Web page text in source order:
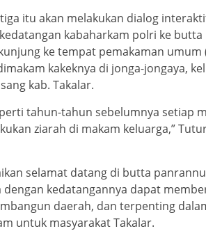
itu akan melakukan dialog
kabaharkam polri ke butta
ke tempat pemakaman umum
kakeknya di jonga-jongaya,
kab. Takalar.
tahun-tahun sebelumnya setiap
ziarah di makam keluarga,”
selamat datang di butta
kedatangannya dapat
daerah, dan terpenting
untuk masyarakat Takalar.